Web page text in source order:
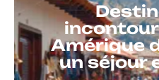
Amérique
un séjour